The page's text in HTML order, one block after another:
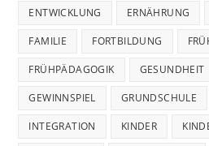
ENTWICKLUNG ERNÄHRUNG
FAMILIE FORTBILDUNG
FRÜHPÄDAGOGIK GESUNDHEIT
GEWINNSPIEL GRUNDSCHULE
INTEGRATION KINDER